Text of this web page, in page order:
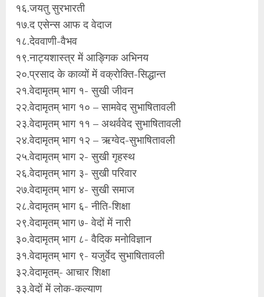
१६.जयतु सुरभारती
१७.द एसेन्स आफ द वेदाज
१८.देववाणी-वैभव
१९.नाट्यशास्त्र में आङ्गिक अभिनय
२०.प्रसाद के काव्यों में वक्रोक्ति-सिद्धान्त
२१.वेदामृतम् भाग १- सुखी जीवन
२२.वेदामृतम् भाग १० – सामवेद सुभाषितावली
२३.वेदामृतम् भाग ११ – अथर्ववेद सुभाषितावली
२४.वेदामृतम् भाग १२ – ऋग्वेद-सुभाषितावली
२५.वेदामृतम् भाग २- सुखी गृहस्थ
२६.वेदामृतम् भाग ३- सुखी परिवार
२७.वेदामृतम् भाग ४- सुखी समाज
२८.वेदामृतम् भाग ६- नीति-शिक्षा
२९.वेदामृतम् भाग ७- वेदों में नारी
३०.वेदामृतम् भाग ८- वैदिक मनोविज्ञान
३१.वेदामृतम् भाग ९- यजुर्वेद सुभाषितावली
३२.वेदामृतम्- आचार शिक्षा
३३.वेदों में लोक-कल्याण